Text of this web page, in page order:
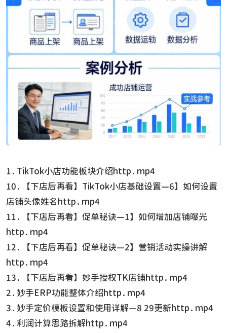
1.TikTok小店功能板块介绍http.mp4
10.【下店后再看】TikTok小店基础设置—6】如何设置
店铺头像姓名http.mp4
11.【下店后再看】促单秘诀—1】如何增加店铺曝光
http.mp4
12.【下店后再看】促单秘诀—2】营销活动实操讲解
http.mp4
13.【下店后再看】妙手授权TK店铺http.mp4
2.妙手ERP功能整体介绍http.mp4
3.妙手定价模板设置和使用详解—8 29更新http.mp4
4.利润计算思路拆解http.mp4